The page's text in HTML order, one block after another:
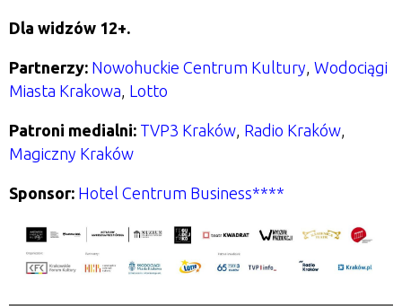
Dla widzów 12+.
Partnerzy: Nowohuckie Centrum Kultury, Wodociągi
Miasta Krakowa, Lotto
Patroni medialni: TVP3 Kraków, Radio Kraków,
Magiczny Kraków
Sponsor: Hotel Centrum Business****